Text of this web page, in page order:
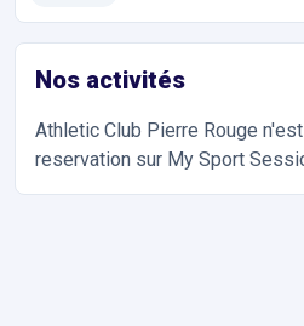
Nos activités
Athletic Club Pierre Rouge
reservation sur My Sport